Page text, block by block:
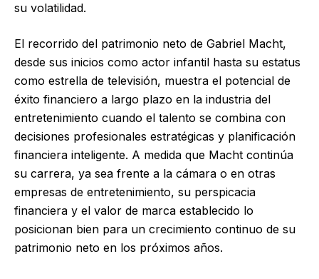
su volatilidad.
El recorrido del patrimonio neto de Gabriel Macht,
desde sus inicios como actor infantil hasta su estatus
como estrella de televisión, muestra el potencial de
éxito financiero a largo plazo en la industria del
entretenimiento cuando el talento se combina con
decisiones profesionales estratégicas y planificación
financiera inteligente. A medida que Macht continúa
su carrera, ya sea frente a la cámara o en otras
empresas de entretenimiento, su perspicacia
financiera y el valor de marca establecido lo
posicionan bien para un crecimiento continuo de su
patrimonio neto en los próximos años.